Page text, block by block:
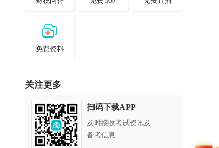
免费资料
关注更多
扫码下载APP
及时接收考试资讯及
备考信息